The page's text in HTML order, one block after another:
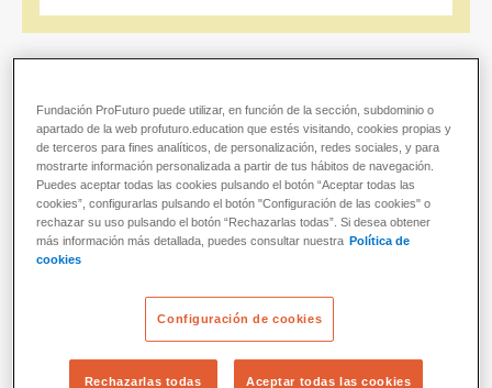
Carga horaria
Mostrando1-9de9resultados
Autoestudio GRATUITO
Fundación ProFuturo puede utilizar, en función de la sección, subdominio o
apartado de la web profuturo.education que estés visitando, cookies propias y
de terceros para fines analíticos, de personalización, redes sociales, y para
mostrarte información personalizada a partir de tus hábitos de navegación.
Puedes aceptar todas las cookies pulsando el botón “Aceptar todas las
cookies”, configurarlas pulsando el botón "Configuración de las cookies" o
rechazar su uso pulsando el botón “Rechazarlas todas”. Si desea obtener
más información más detallada, puedes consultar nuestra Política de
cookies
Configuración de cookies
Rechazarlas todas Aceptar todas las cookies